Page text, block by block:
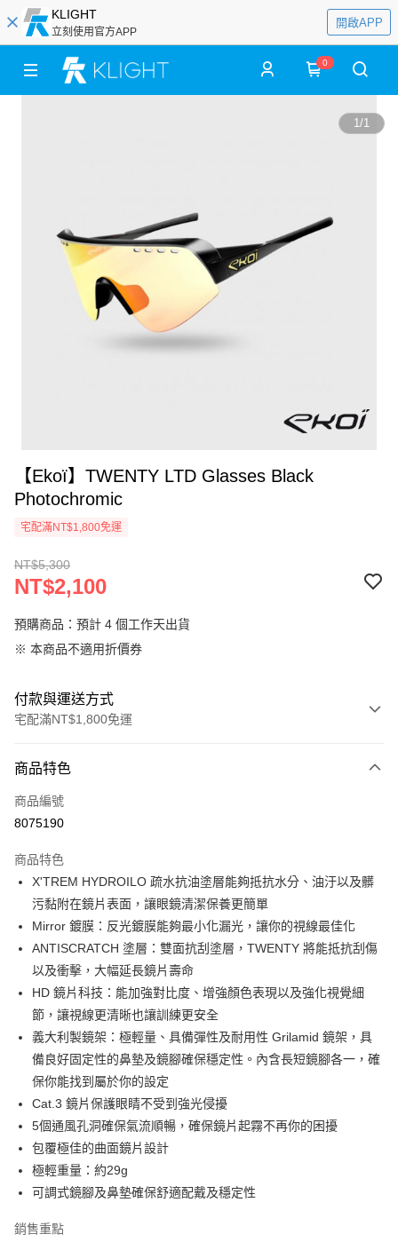
KLIGHT
立刻使用官方APP
開啟APP
0
1/1
【Ekoï】TWENTY LTD Glasses Black
Photochromic
宅配滿NT$1,800免運
NT$5,300
NT$2,100
預購商品：預計 4 個工作天出貨
※ 本商品不適用折價券
付款與運送方式
宅配滿NT$1,800免運
信用卡一次付款
信用卡分期付款
合作金庫商業銀行
華南商業銀行
彰化商業銀行
上海商業儲蓄銀行
台北富邦商業銀行
國泰世華商業銀行
兆豐國際商業銀行
臺灣中小企業銀行
台中商業銀行
匯豐（台灣）商業銀行
聯邦商業銀行
元大商業銀行
永豐商業銀行
玉山商業銀行
星展（台灣）商業銀行
台新國際商業銀行
中國信託商業銀行
台灣樂天信用卡公司
6 期 0 利率 每期
華南商業銀行
彰化商業銀行
上海商業儲蓄銀行
台北富邦商業銀行
國泰世華商業銀行
兆豐國際商業銀行
臺灣中小企業銀行
匯豐（台灣）商業銀行
華泰商業銀行
聯邦商業銀行
元大商業銀行
玉山商業銀行
星展（台灣）商業銀行
台新國際商業銀行
中國信託商業銀行
台灣樂天信用卡公司
LINE Pay
Apple Pay
街口支付
悠遊付
Google Pay
全盈+PAY
大哥付你分期
相關說明
1.本服務由台灣大哥大提供，台灣大哥大用戶可立即使用無須另外申請。
2.付款方式選擇「大哥付你分期」，訂單成立後會自動跳轉到大哥付的交易
流程，驗證手機門號後，選擇欲分期的期數、繳款截止日，確認付款後即完
成交易。
4.訂單成立30分鐘內，如未前往確認交易或遇審核未通過，訂單將自動取
AFTEE先享後付
相關說明
【關於「AFTEE先享後付」】
便利好安心！
商品特色
商品編號
8075190
商品特色
X'TREM HYDROILO 疏水抗油塗層能夠抵抗水分、油汙以及髒
污黏附在鏡片表面，讓眼鏡清潔保養更簡單
Mirror 鍍膜：反光鍍膜能夠最小化漏光，讓你的視線最佳化
ANTISCRATCH 塗層：雙面抗刮塗層，TWENTY 將能抵抗刮傷
以及衝擊，大幅延長鏡片壽命
HD 鏡片科技：能加強對比度、增強顏色表現以及強化視覺細
節，讓視線更清晰也讓訓練更安全
義大利製鏡架：極輕量、具備彈性及耐用性 Grilamid 鏡架，具
備良好固定性的鼻墊及鏡腳確保穩定性。內含長短鏡腳各一，確
保你能找到屬於你的設定
Cat.3 鏡片保護眼睛不受到強光侵擾
5個通風孔洞確保氣流順暢，確保鏡片起霧不再你的困擾
包覆極佳的曲面鏡片設計
極輕重量：約29g
可調式鏡腳及鼻墊確保舒適配戴及穩定性
銷售重點